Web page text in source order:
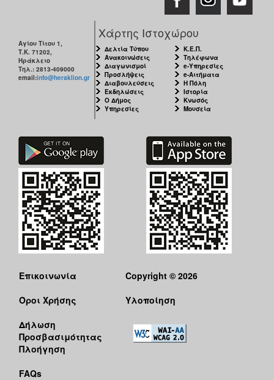
Αγίου Τίτου 1,
Τ.Κ. 71202,
Ηράκλειο
Τηλ.: 2813-409000
email:info@heraklion.gr
Χάρτης Ιστοχώρου
Δελτία Τύπου
Ανακοινώσεις
Διαγωνισμοί
Προσλήψεις
Διαβουλεύσεις
Εκδηλώσεις
Ο Δήμος
Υπηρεσίες
Κ.Ε.Π.
Τηλέφωνα
e-Υπηρεσίες
e-Αιτήματα
Η Πόλη
Ιστορία
Κνωσός
Μουσεία
Επικοινωνία
Όροι Χρήσης
Δήλωση
Προσβασιμότητας
Πλοήγηση
FAQs
Copyright © 2026
Υλοποίηση